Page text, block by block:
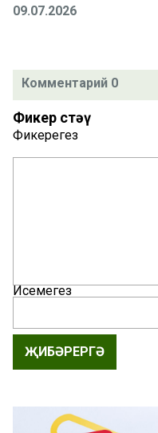
09.07.2026
Комментарий 0
Фикер өстәү
Фикерегез
Исемегез
ҖИБӘРЕРГӘ